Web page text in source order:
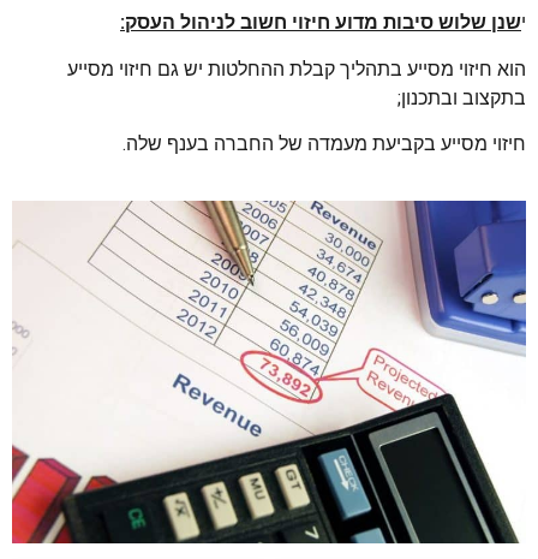
ישנן שלוש סיבות מדוע חיזוי חשוב לניהול העסק:
הוא חיזוי מסייע בתהליך קבלת ההחלטות יש גם חיזוי מסייע
בתקצוב ובתכנון;
חיזוי מסייע בקביעת מעמדה של החברה בענף שלה.